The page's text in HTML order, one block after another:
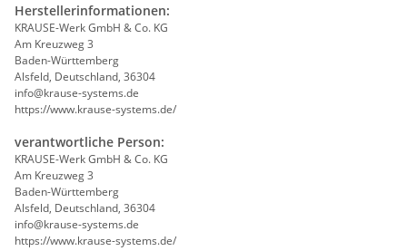
Herstellerinformationen:
KRAUSE-Werk GmbH & Co. KG
Am Kreuzweg 3
Baden-Württemberg
Alsfeld, Deutschland, 36304
info@krause-systems.de
https://www.krause-systems.de/
verantwortliche Person:
KRAUSE-Werk GmbH & Co. KG
Am Kreuzweg 3
Baden-Württemberg
Alsfeld, Deutschland, 36304
info@krause-systems.de
https://www.krause-systems.de/